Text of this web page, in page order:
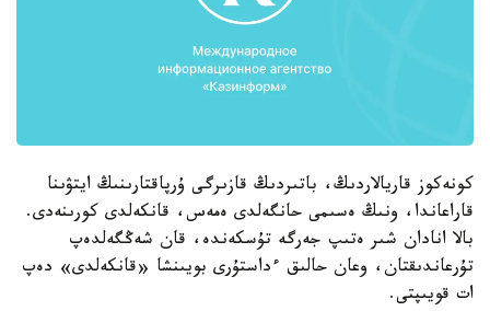
كونەكوز قاريالاردىڭ، باتىردىڭ قازىرگى ۇرپاقتارىنىڭ ايتۋىنا
قاراعاندا، ونىڭ ەسىمى حانگەلدى ەمەس، قانكەلدى كورىنەدى.
بالا انادان شىر ەتىپ جەرگە تۇسكەندە، قان شەڭگەلدەپ
تۇرعاندىقتان، وعان حالىق ءداستۇرى بويىنشا «قانكەلدى» دەپ
ات قويىپتى.